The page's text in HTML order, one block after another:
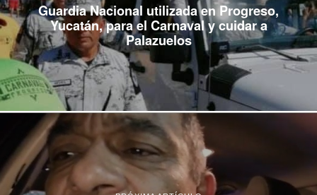
Guardia Nacional utilizada en Progreso,
Yucatán, para el Carnaval y cuidar a
Palazuelos